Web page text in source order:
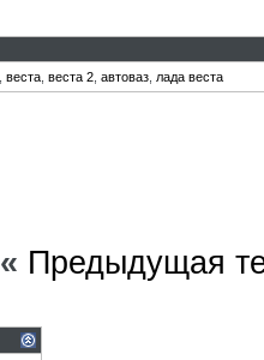
веста веста 2 автоваз лада веста
« Предыдущая